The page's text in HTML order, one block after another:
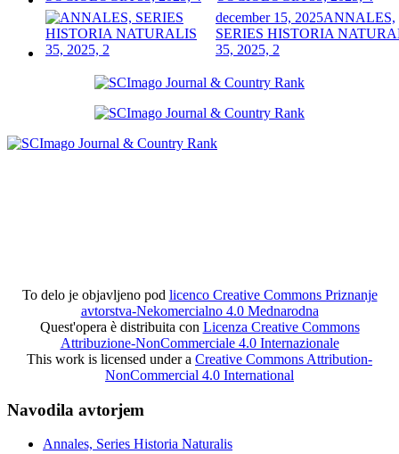
december 15, 2025ANNALES,
SERIES HISTORIA
35, 2025, 2
To delo je objavljeno pod licenco Creative Commons Priznanje
avtorstva-Nekomercialno 4.0 Mednarodna
Quest'opera è distribuita con Licenza Creative Commons
Attribuzione-NonCommerciale 4.0 Internazionale
This work is licensed under a Creative Commons Attribution-
NonCommercial 4.0 International
Navodila avtorjem
Annales, Series Historia Naturalis